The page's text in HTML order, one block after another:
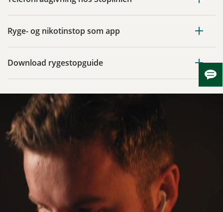
Ryge- og nikotinstop som app
Download rygestopguide